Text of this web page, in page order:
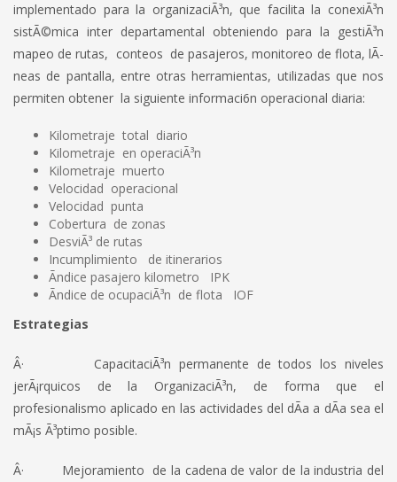
implementado para la organizaciÃ³n, que facilita la conexiÃ³n
sistÃ©mica inter departamental obteniendo para la gestiÃ³n
mapeo de rutas, conteos de pasajeros, monitoreo de flota, lÃ­
neas de pantalla, entre otras herramientas, utilizadas que nos
permiten obtener la siguiente informaci6n operacional diaria:
Kilometraje total diario
Kilometraje en operaciÃ³n
Kilometraje muerto
Velocidad operacional
Velocidad punta
Cobertura de zonas
DesviÃ³ de rutas
Incumplimiento de itinerarios
Ãndice pasajero kilometro IPK
Ãndice de ocupaciÃ³n de flota IOF
Estrategias
Â· CapacitaciÃ³n permanente de todos los niveles
jerÃ¡rquicos de la OrganizaciÃ³n, de forma que el
profesionalismo aplicado en las actividades del dÃ­a a dÃ­a sea el
mÃ¡s Ã³ptimo posible.
Â· Mejoramiento de la cadena de valor de la industria del